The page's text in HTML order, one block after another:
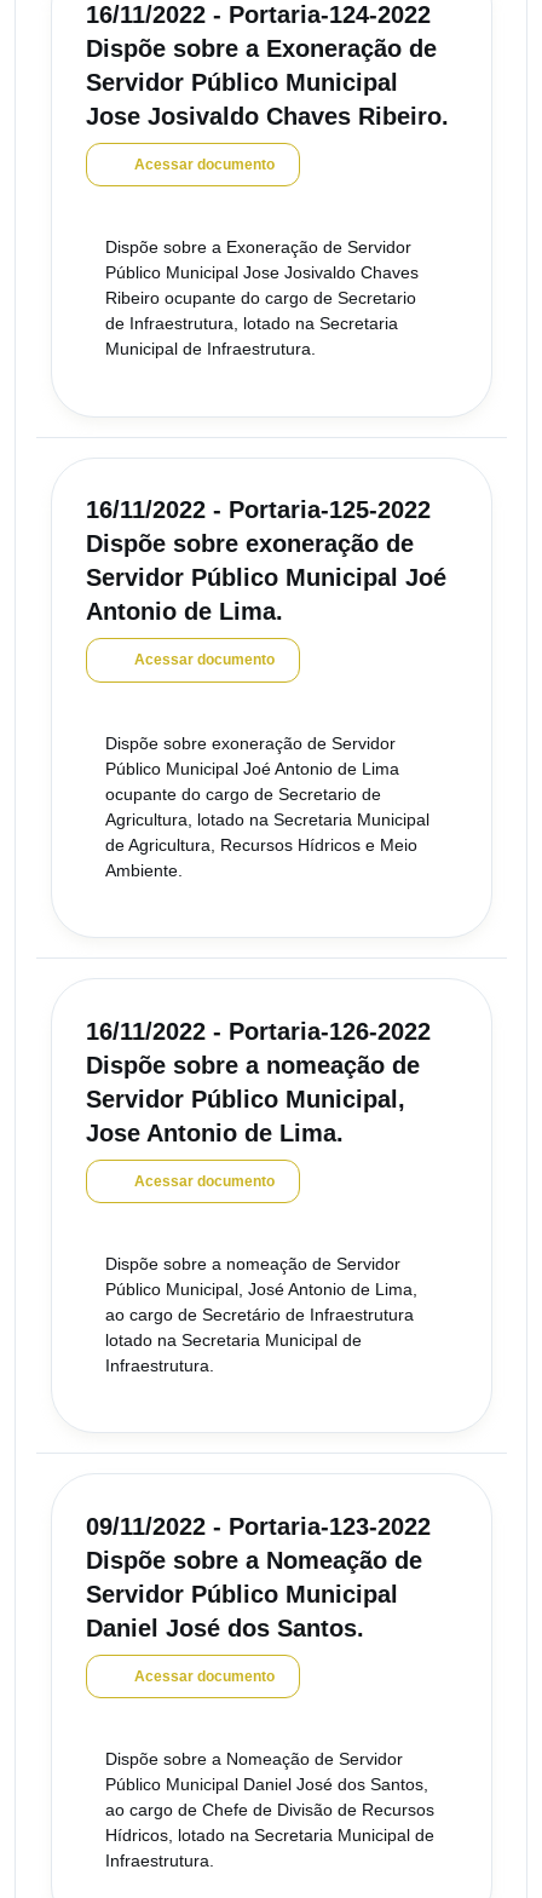
16/11/2022 - Portaria-124-2022
Dispõe sobre a Exoneração de
Servidor Público Municipal
Jose Josivaldo Chaves Ribeiro.
Acessar documento
Dispõe sobre a Exoneração de Servidor
Público Municipal Jose Josivaldo Chaves
Ribeiro ocupante do cargo de Secretario
de Infraestrutura, lotado na Secretaria
Municipal de Infraestrutura.
16/11/2022 - Portaria-125-2022
Dispõe sobre exoneração de
Servidor Público Municipal Joé
Antonio de Lima.
Acessar documento
Dispõe sobre exoneração de Servidor
Público Municipal Joé Antonio de Lima
ocupante do cargo de Secretario de
Agricultura, lotado na Secretaria Municipal
de Agricultura, Recursos Hídricos e Meio
Ambiente.
16/11/2022 - Portaria-126-2022
Dispõe sobre a nomeação de
Servidor Público Municipal,
Jose Antonio de Lima.
Acessar documento
Dispõe sobre a nomeação de Servidor
Público Municipal, José Antonio de Lima,
ao cargo de Secretário de Infraestrutura
lotado na Secretaria Municipal de
Infraestrutura.
09/11/2022 - Portaria-123-2022
Dispõe sobre a Nomeação de
Servidor Público Municipal
Daniel José dos Santos.
Acessar documento
Dispõe sobre a Nomeação de Servidor
Público Municipal Daniel José dos Santos,
ao cargo de Chefe de Divisão de Recursos
Hídricos, lotado na Secretaria Municipal de
Infraestrutura.